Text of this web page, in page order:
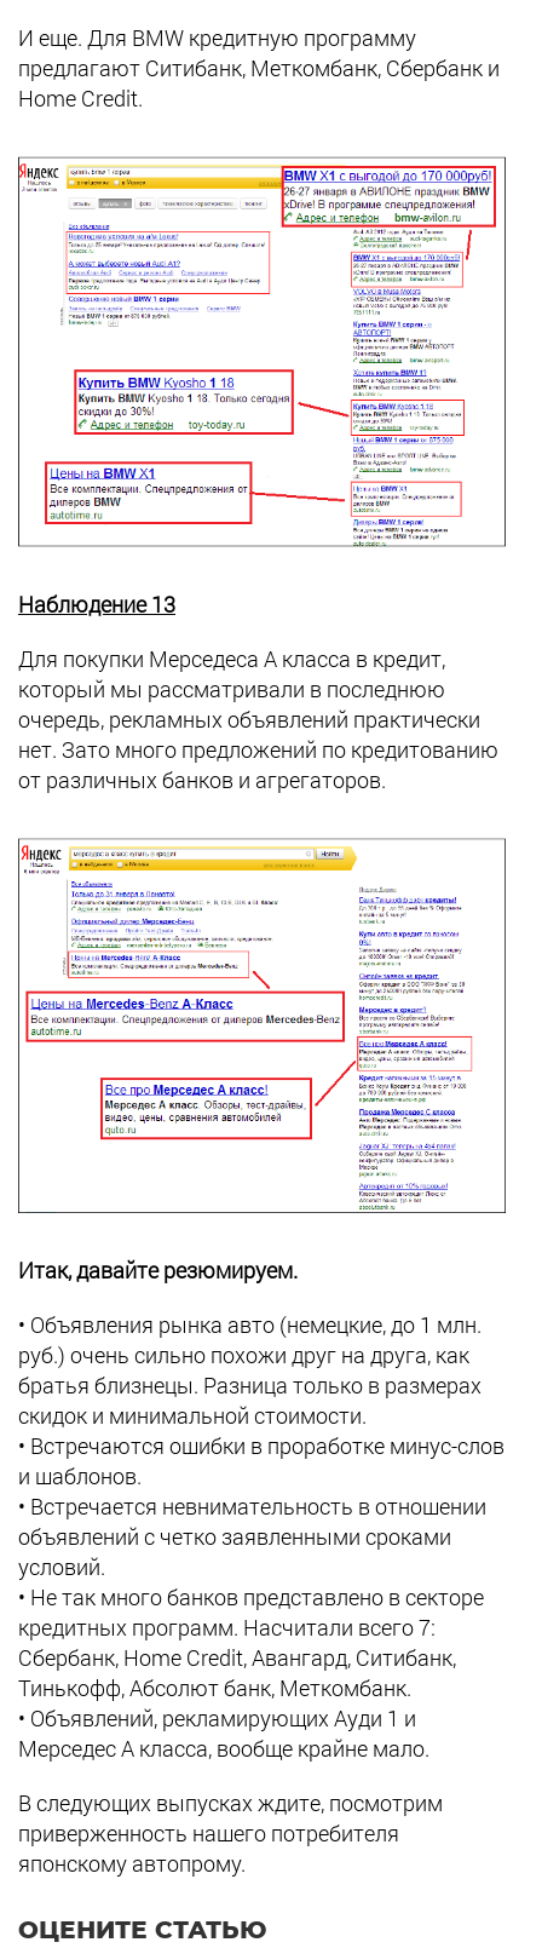
И еще. Для BMW кредитную программу
предлагают Ситибанк, Меткомбанк, Сбербанк и
Home Credit.
Наблюдение 13
Для покупки Мерседеса А класса в кредит,
который мы рассматривали в последнюю
очередь, рекламных объявлений практически
нет. Зато много предложений по кредитованию
от различных банков и агрегаторов.
Итак, давайте резюмируем.
• Объявления рынка авто (немецкие, до 1 млн.
руб.) очень сильно похожи друг на друга, как
братья близнецы. Разница только в размерах
скидок и минимальной стоимости.
• Встречаются ошибки в проработке минус-слов
и шаблонов.
• Встречается невнимательность в отношении
объявлений с четко заявленными сроками
условий.
• Не так много банков представлено в секторе
кредитных программ. Насчитали всего 7:
Сбербанк, Home Credit, Авангард, Ситибанк,
Тинькофф, Абсолют банк, Меткомбанк.
• Объявлений, рекламирующих Ауди 1 и
Мерседес А класса, вообще крайне мало.
В следующих выпусках ждите, посмотрим
приверженность нашего потребителя
японскому автопрому.
ОЦЕНИТЕ СТАТЬЮ